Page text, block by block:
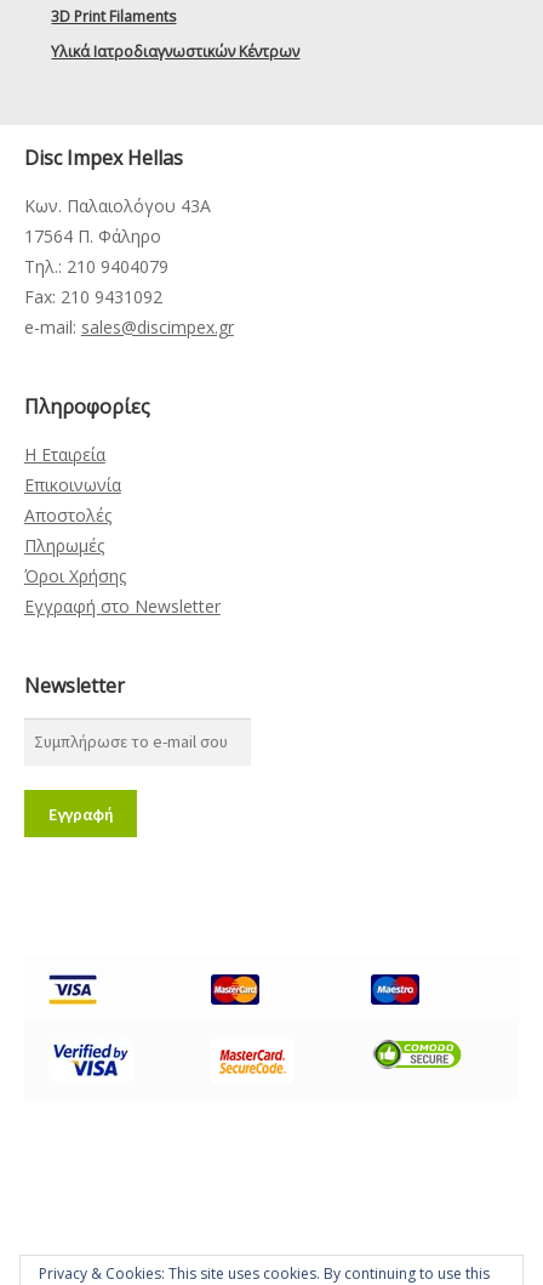
3D Print Filaments
Υλικά Ιατροδιαγνωστικών Κέντρων
Disc Impex Hellas
Κων. Παλαιολόγου 43Α
17564 Π. Φάληρο
Τηλ.: 210 9404079
Fax: 210 9431092
e-mail: sales@discimpex.gr
Πληροφορίες
Η Εταιρεία
Επικοινωνία
Αποστολές
Πληρωμές
Όροι Χρήσης
Εγγραφή στο Newsletter
Newsletter
© Disc Impex Hellas 2026
Privacy & Cookies: This site uses cookies. By continuing to use this